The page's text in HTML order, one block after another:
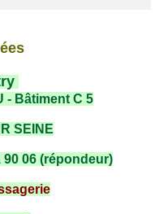
- Bâtiment C 5
SEINE
90 06 (répondeur)